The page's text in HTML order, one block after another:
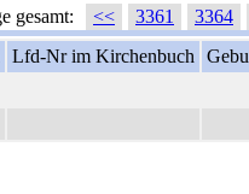
gesamt: << 3361 3364
Lfd-Nr im Kirchenbuch